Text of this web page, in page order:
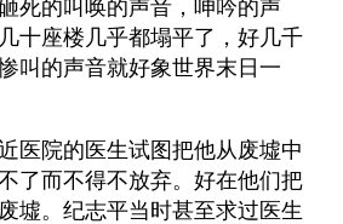
死的叫唤的声音，呻吟的声
十座楼几乎都塌平了，好几千
叫的声音就好象世界末日一
医院的医生试图把他从废墟中
了而不得不放弃。好在他们把
墟。纪志平当时甚至求过医生